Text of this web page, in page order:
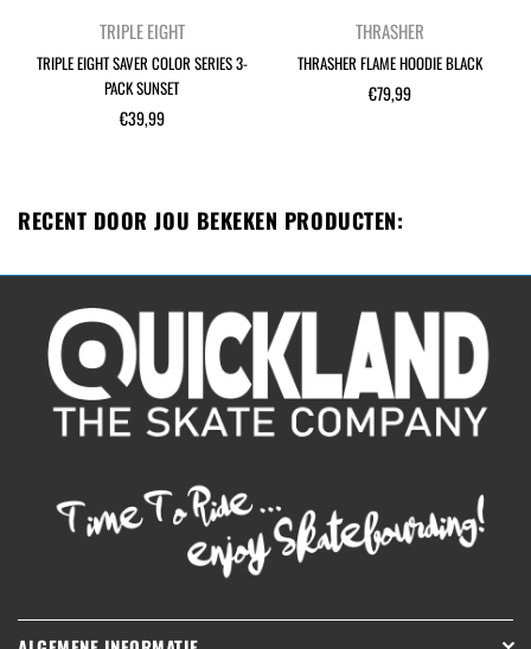
TRIPLE EIGHT
TRIPLE EIGHT SAVER COLOR SERIES 3-
PACK SUNSET
Normale
€39,99
THRASHER
THRASHER FLAME HOODIE BLACK
Normale
€79,99
RECENT DOOR JOU BEKEKEN PRODUCTEN: